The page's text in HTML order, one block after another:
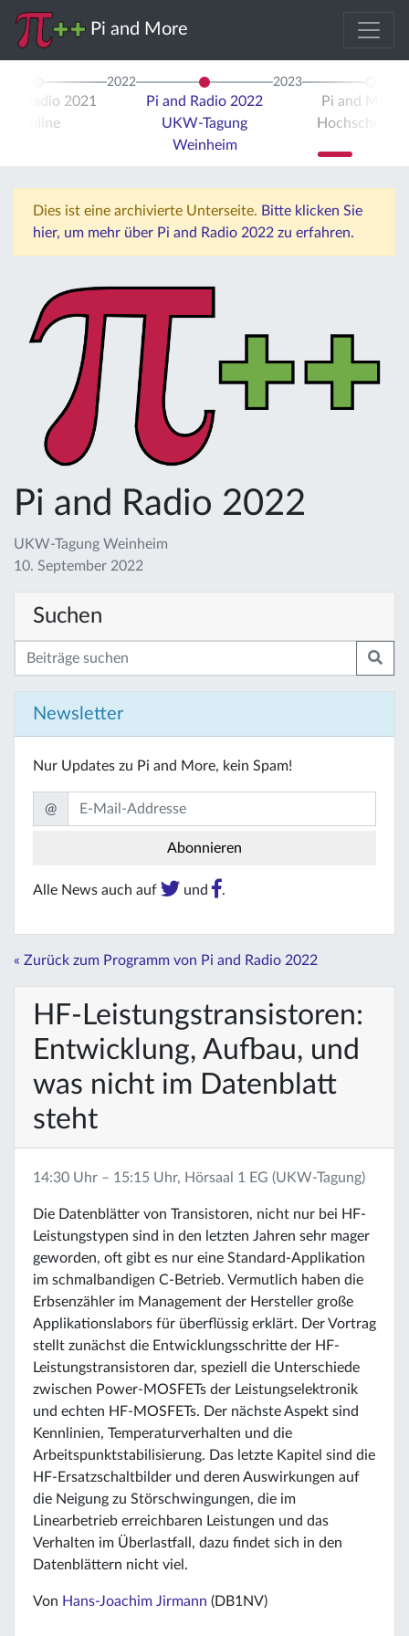
Pi and More
Radio 2021
Online
2022
Pi and Radio 2022
UKW-Tagung
Weinheim
2023
Pi and More
Hochschule
Dies ist eine archivierte Unterseite. Bitte klicken Sie
hier, um mehr über Pi and Radio 2022 zu erfahren.
Pi and Radio 2022
UKW-Tagung Weinheim
10. September 2022
Suchen
Newsletter
Nur Updates zu Pi and More, kein Spam!
@
Alle News auch auf und .
« Zurück zum Programm von Pi and Radio 2022
HF-Leistungstransistoren:
Entwicklung, Aufbau, und
was nicht im Datenblatt
steht
14:30 Uhr – 15:15 Uhr, Hörsaal 1 EG (UKW-Tagung)
Die Datenblätter von Transistoren, nicht nur bei HF-
Leistungstypen sind in den letzten Jahren sehr mager
geworden, oft gibt es nur eine Standard-Applikation
im schmalbandigen C-Betrieb. Vermutlich haben die
Erbsenzähler im Management der Hersteller große
Applikationslabors für überflüssig erklärt. Der Vortrag
stellt zunächst die Entwicklungsschritte der HF-
Leistungstransistoren dar, speziell die Unterschiede
zwischen Power-MOSFETs der Leistungselektronik
und echten HF-MOSFETs. Der nächste Aspekt sind
Kennlinien, Temperaturverhalten und die
Arbeitspunktstabilisierung. Das letzte Kapitel sind die
HF-Ersatzschaltbilder und deren Auswirkungen auf
die Neigung zu Störschwingungen, die im
Linearbetrieb erreichbaren Leistungen und das
Verhalten im Überlastfall, dazu findet sich in den
Datenblättern nicht viel.
Von Hans-Joachim Jirmann (DB1NV)